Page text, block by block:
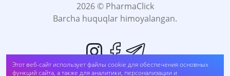
Этот веб-сайт использует файлы cookie для обеспечения основных
функций сайта, а также для аналитики, персонализации и
2026 © PharmaClick
Barcha huquqlar himoyalangan.